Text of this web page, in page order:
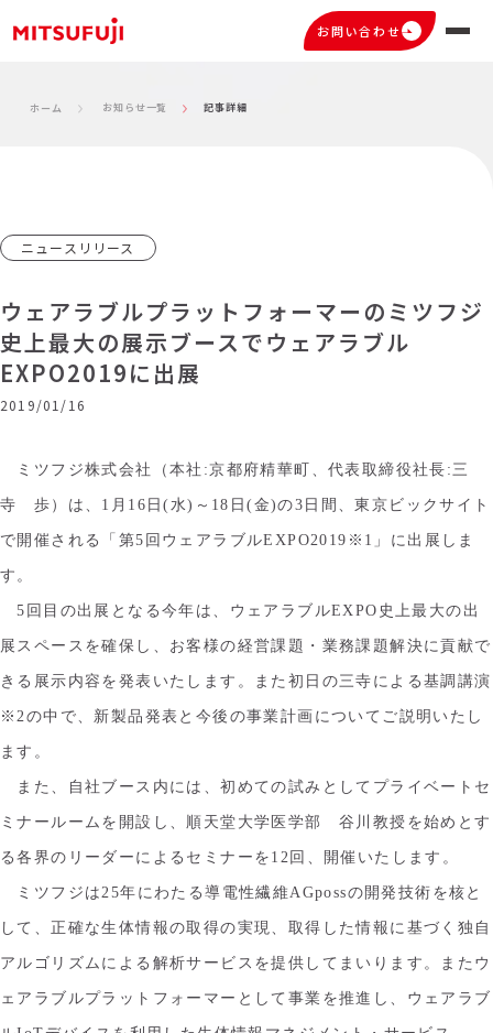
お問い合わせ
ホーム お知らせ一覧 記事詳細
ニュースリリース
ウェアラブルプラットフォーマーのミツフジ
史上最大の展示ブースでウェアラブル
EXPO2019に出展
2019/01/16
ミツフジ株式会社（本社:京都府精華町、代表取締役社長:三
寺 歩）は、1月16日(水)～18日(金)の3日間、東京ビックサイト
で開催される「第5回ウェアラブルEXPO2019※1」に出展しま
す。
5回目の出展となる今年は、ウェアラブルEXPO史上最大の出
展スペースを確保し、お客様の経営課題・業務課題解決に貢献で
きる展示内容を発表いたします。また初日の三寺による基調講演
※2の中で、新製品発表と今後の事業計画についてご説明いたし
ます。
また、自社ブース内には、初めての試みとしてプライベートセ
ミナールームを開設し、順天堂大学医学部 谷川教授を始めとす
る各界のリーダーによるセミナーを12回、開催いたします。
ミツフジは25年にわたる導電性繊維AGpossの開発技術を核と
して、正確な生体情報の取得の実現、取得した情報に基づく独自
アルゴリズムによる解析サービスを提供してまいります。またウ
ェアラブルプラットフォーマーとして事業を推進し、ウェアラブ